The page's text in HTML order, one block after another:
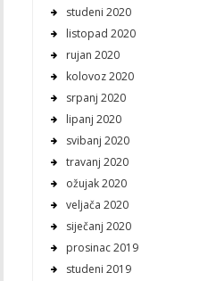
studeni 2020
listopad 2020
rujan 2020
kolovoz 2020
srpanj 2020
lipanj 2020
svibanj 2020
travanj 2020
ožujak 2020
veljača 2020
siječanj 2020
prosinac 2019
studeni 2019